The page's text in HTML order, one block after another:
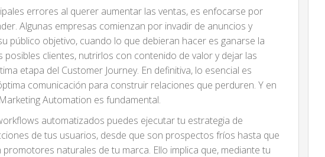
errores al querer aumentar las ventas, es enfocarse por
Algunas empresas comienzan por invadir de anuncios y
público objetivo, cuando lo que debieran hacer es ganarse la
posibles clientes, nutrirlos con contenido de valor y dejar las
etapa del Customer Journey. En definitiva, lo esencial es
comunicación para construir relaciones que perduren. Y en
Automation es fundamental.
automatizados puedes ejecutar tu estrategia de
de tus usuarios, desde que son prospectos fríos hasta que
naturales de tu marca. Ello implica que, mediante tu